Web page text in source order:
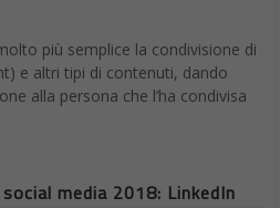
più semplice la condivisione di
e altri tipi di contenuti, dando
alla persona che l’ha condivisa
media 2018: LinkedIn